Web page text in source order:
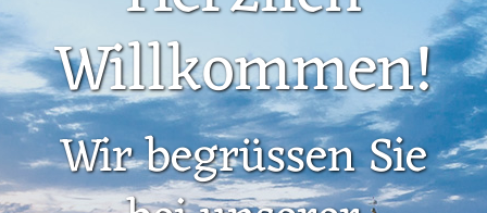
Willkommen!
Wir begrüssen Sie